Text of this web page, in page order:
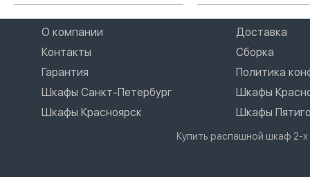
О компании
Доставка
Контакты
Сборка
Гарантия
Политика
Шкафы Санкт-Петербург
Шкафы
Шкафы Красноярск
Шкафы
Купить распашной шкаф 2-